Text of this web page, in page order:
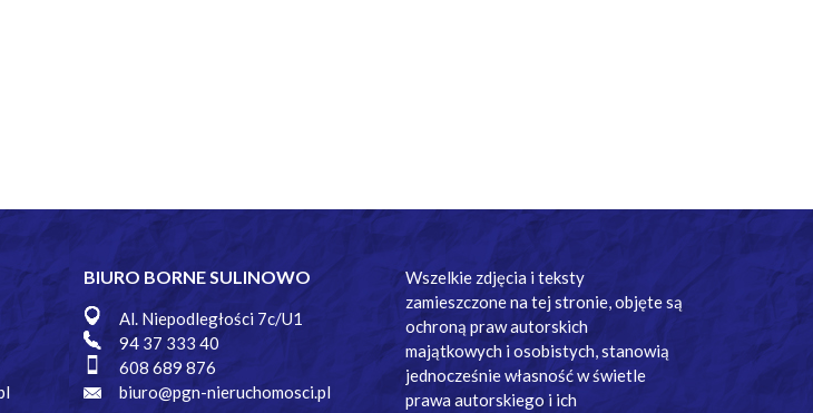
BIURO BORNE SULINOWO
Al. Niepodległości 7c/U1
94 37 333 40
608 689 876
biuro@pgn-nieruchomosci.pl
Wszelkie zdjęcia i teksty
zamieszczone na tej stronie, objęte są
ochroną praw autorskich
majątkowych i osobistych, stanowią
jednocześnie własność w świetle
prawa autorskiego i ich